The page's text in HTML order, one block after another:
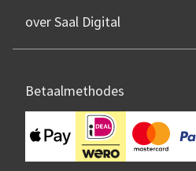
over Saal Digital
Betaalmethodes